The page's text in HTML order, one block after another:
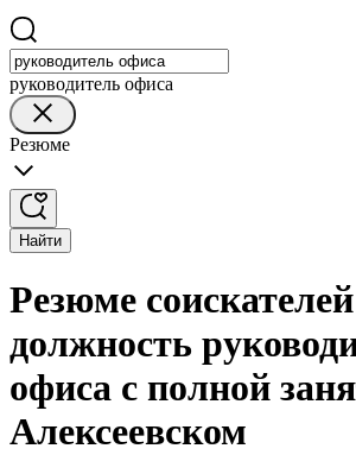
руководитель офиса
Резюме
Найти
Резюме
должность
офиса с полной
Алексеевском